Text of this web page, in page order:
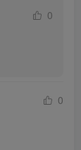
179MB]
0
0